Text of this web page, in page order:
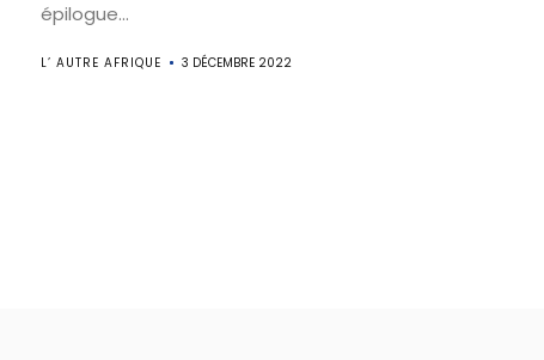
épilogue...
L’ AUTRE AFRIQUE 3 DÉCEMBRE 2022